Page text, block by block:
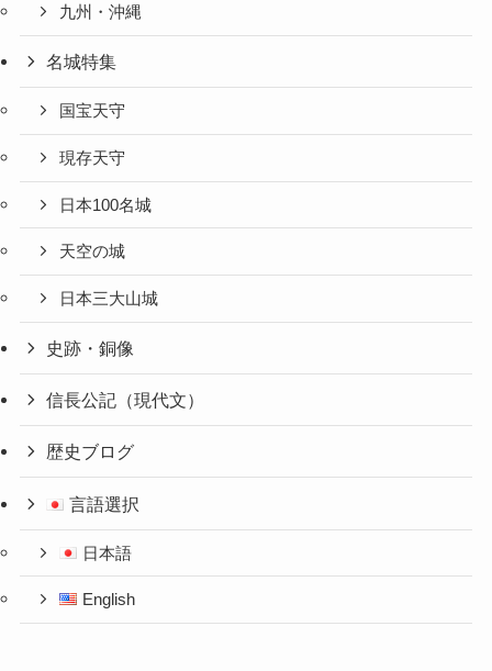
九州・沖縄
名城特集
国宝天守
現存天守
日本100名城
天空の城
日本三大山城
史跡・銅像
信長公記（現代文）
歴史ブログ
言語選択
日本語
English